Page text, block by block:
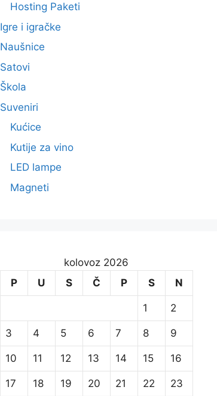
Hosting Paketi
Igre i igračke
Naušnice
Satovi
Škola
Suveniri
Kućice
Kutije za vino
LED lampe
Magneti
kolovoz 2026
P
U S Č P S N
1 2
3 4 5 6 7 8 9
10 11 12 13 14 15 16
17 18 19 20 21 22 23